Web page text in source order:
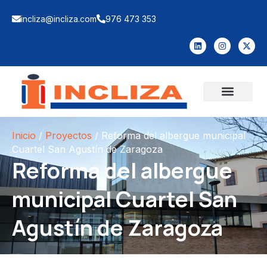
incliza@incliza.com 976 473 353
Inicio / Proyectos / Reforma del albergue municipal
Cuartel San Agustín de Zaragoza
Reforma del albergue
municipal Cuartel San
Agustín de Zaragoza